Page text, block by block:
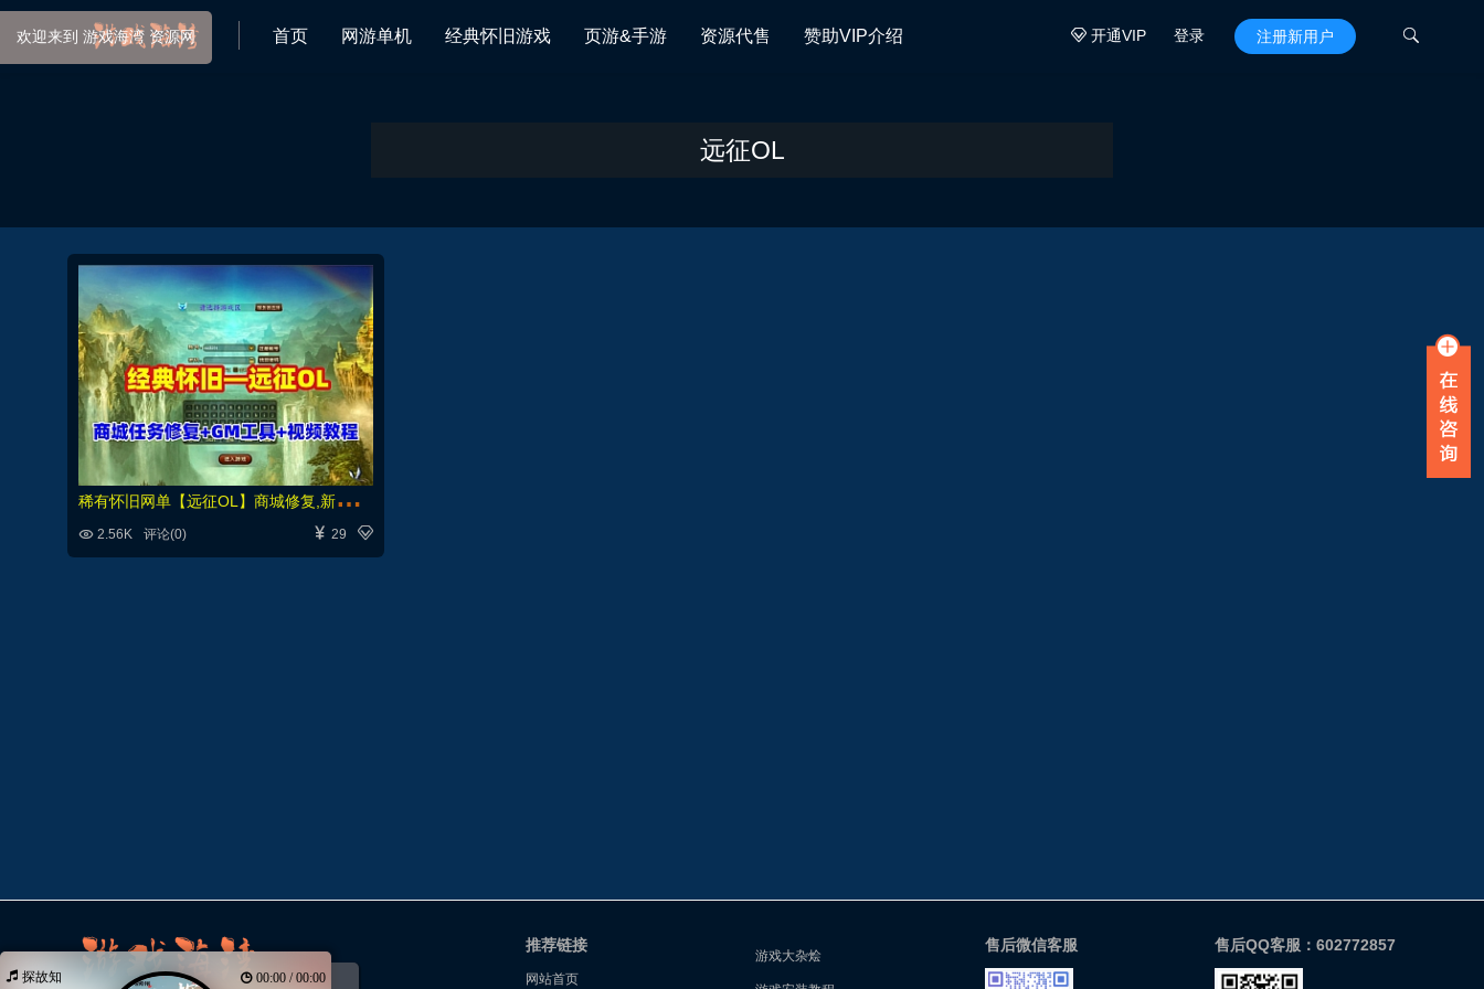
开通VIP 登录 注册新用户 
首页 网游单机 经典怀旧游戏 页游&手游 资源代售 赞助VIP介绍
远征OL
稀
有怀旧网单【远征OL】商城修复,新增神兵轮子翅膀,最新法宝等+充值及GM+视频教程

 29
 2.56K 评论(0)
推荐链接
网站首页
游戏大杂烩
售后微信客服 售后QQ客服：602772857
探故知 00:00 / 00:00
欢迎来到 游戏海湾 资源网